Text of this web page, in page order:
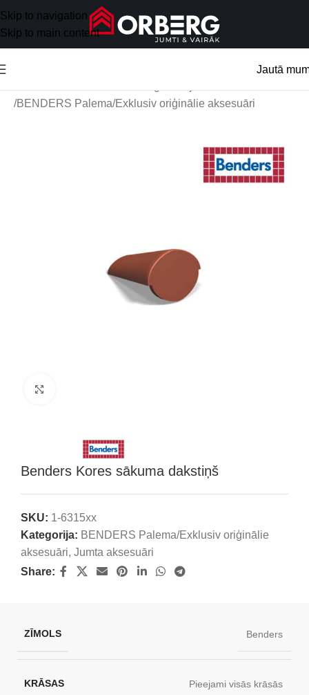
Skip to navigation
Skip to main content
Jautā
/BENDERS Palema/Exklusiv oriģinālie aksesuāri
Benders Kores sākuma dakstiņš
SKU: 1-6315xx
Kategorija: BENDERS Palema/Exklusiv oriģinālie
aksesuāri, Jumta aksesuāri
Share:
ZĪMOLS Benders
KRĀSAS Pieejami visās krāsās